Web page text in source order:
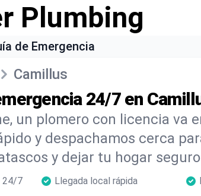
Plumbing
de Emergencia
Camillus
24/7 en
un plomero con licencia va
y despachamos cerca
y dejar tu hogar
24/7 Llegada local rápida